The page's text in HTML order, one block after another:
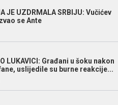
JE UZDRMALA SRBIJU: Vučićev
se Ante
LUKAVICI: Građani u šoku nakon
uslijedile su burne reakcije...